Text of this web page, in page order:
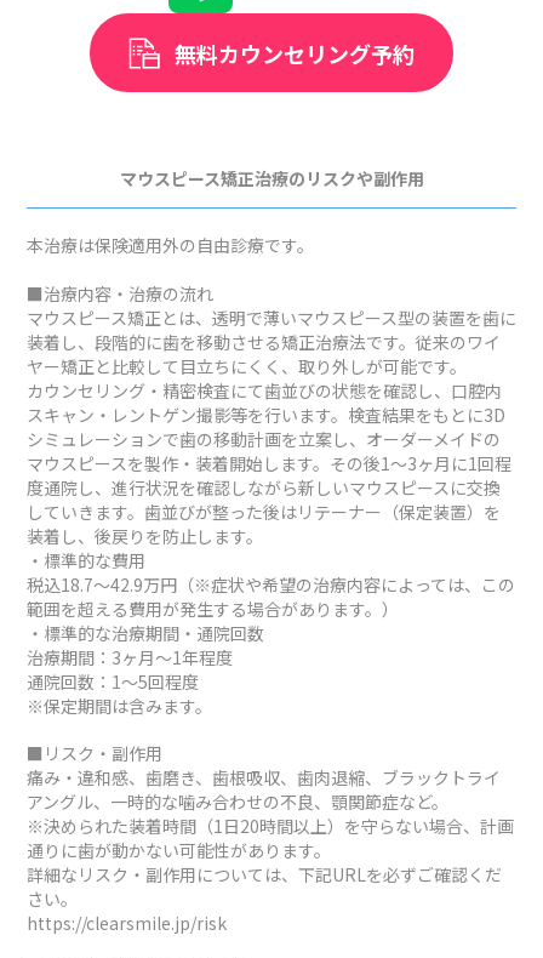
無料カウンセリング予約
マウスピース矯正治療のリスクや副作用
本治療は保険適用外の自由診療です。
■治療内容・治療の流れ
マウスピース矯正とは、透明で薄いマウスピース型の装置を歯に
装着し、段階的に歯を移動させる矯正治療法です。従来のワイ
ヤー矯正と比較して目立ちにくく、取り外しが可能です。
カウンセリング・精密検査にて歯並びの状態を確認し、口腔内
スキャン・レントゲン撮影等を行います。検査結果をもとに3D
シミュレーションで歯の移動計画を立案し、オーダーメイドの
マウスピースを製作・装着開始します。その後1～3ヶ月に1回程
度通院し、進行状況を確認しながら新しいマウスピースに交換
していきます。歯並びが整った後はリテーナー（保定装置）を
装着し、後戻りを防止します。
・標準的な費用
税込18.7～42.9万円（※症状や希望の治療内容によっては、この
範囲を超える費用が発生する場合があります。）
・標準的な治療期間・通院回数
治療期間：3ヶ月～1年程度
通院回数：1～5回程度
※保定期間は含みます。
■リスク・副作用
痛み・違和感、歯磨き、歯根吸収、歯肉退縮、ブラックトライ
アングル、一時的な噛み合わせの不良、顎関節症など。
※決められた装着時間（1日20時間以上）を守らない場合、計画
通りに歯が動かない可能性があります。
詳細なリスク・副作用については、下記URLを必ずご確認くだ
さい。
https://clearsmile.jp/risk